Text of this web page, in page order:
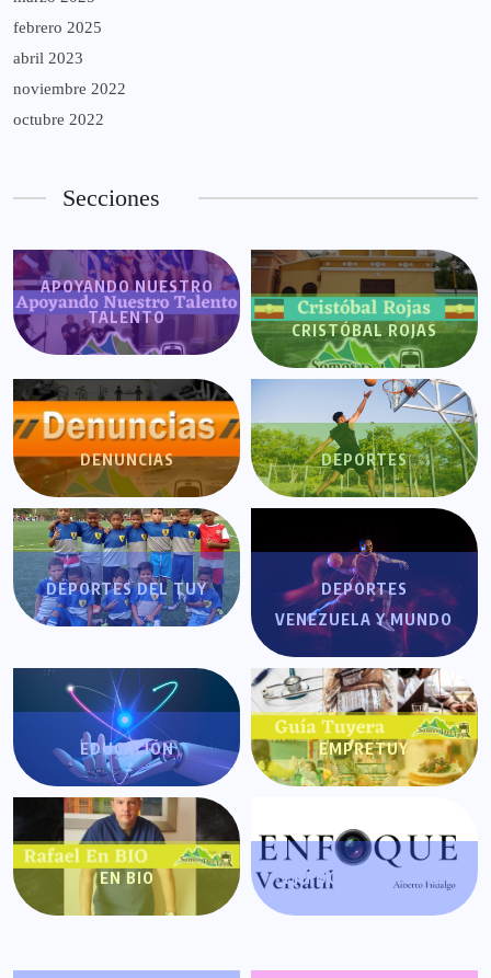
febrero 2025
abril 2023
noviembre 2022
octubre 2022
Secciones
APOYANDO NUESTRO
TALENTO
CRISTÓBAL ROJAS
DENUNCIAS DEPORTES
DEPORTES DEL TUY
DEPORTES
VENEZUELA Y MUNDO
EDUCACIÓN EMPRETUY
EN BIO ENFOQUE VERSÁTIL